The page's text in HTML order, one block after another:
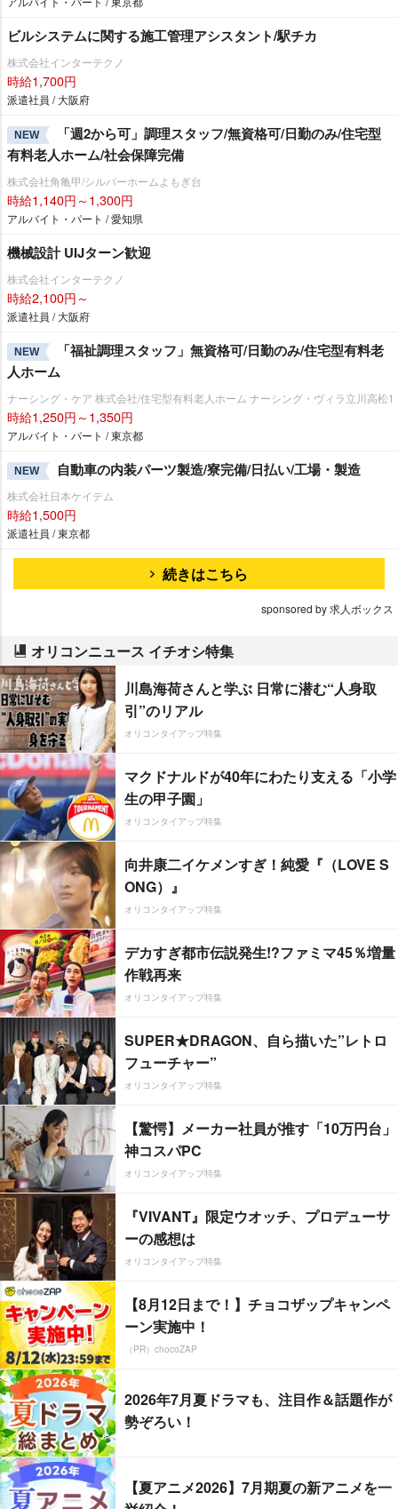
ビルシステムに関する施工管理アシスタント/駅チカ
株式会社インターテクノ
時給1,700円
派遣社員 / 大阪府
NEW
「週2から可」調理スタッフ/無資格可/日勤のみ/住宅型
有料老人ホーム/社会保障完備
株式会社角亀甲/シルバーホームよもぎ台
時給1,140円～1,300円
アルバイト・パート / 愛知県
機械設計 UIJターン歓迎
株式会社インターテクノ
時給2,100円～
派遣社員 / 大阪府
NEW
「福祉調理スタッフ」無資格可/日勤のみ/住宅型有料老
人ホーム
ナーシング・ケア 株式会社/住宅型有料老人ホーム ナーシング・ヴィラ立川高松1
時給1,250円～1,350円
アルバイト・パート / 東京都
NEW 自動車の内装パーツ製造/寮完備/日払い/工場・製造
株式会社日本ケイテム
時給1,500円
派遣社員 / 東京都
続きはこちら
sponsored by 求人ボックス
オリコンニュース イチオシ特集
川島海荷さんと学ぶ 日常に潜む“人身取
引”のリアル
オリコンタイアップ特集
マクドナルドが40年にわたり支える「小学
生の甲子園」
オリコンタイアップ特集
向井康二イケメンすぎ！純愛『（LOVE S
ONG）』
オリコンタイアップ特集
デカすぎ都市伝説発生!?ファミマ45％増量
作戦再来
オリコンタイアップ特集
SUPER★DRAGON、自ら描いた”レトロ
フューチャー”
オリコンタイアップ特集
【驚愕】メーカー社員が推す「10万円台」
神コスパPC
オリコンタイアップ特集
『VIVANT』限定ウオッチ、プロデューサ
ーの感想は
オリコンタイアップ特集
【8月12日まで！】チョコザップキャンペ
ーン実施中！
（PR）chocoZAP
2026年7月夏ドラマも、注目作＆話題作が
勢ぞろい！
【夏アニメ2026】7月期夏の新アニメを一